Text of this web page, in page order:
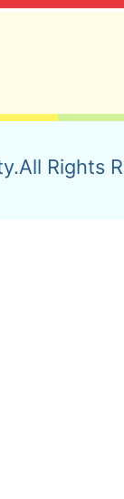
Rights